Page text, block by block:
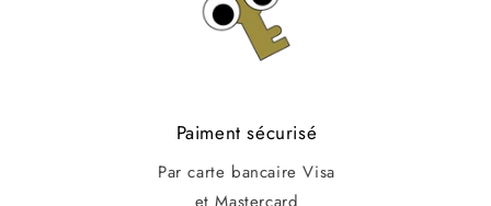
Paiment sécurisé
Par carte bancaire Visa